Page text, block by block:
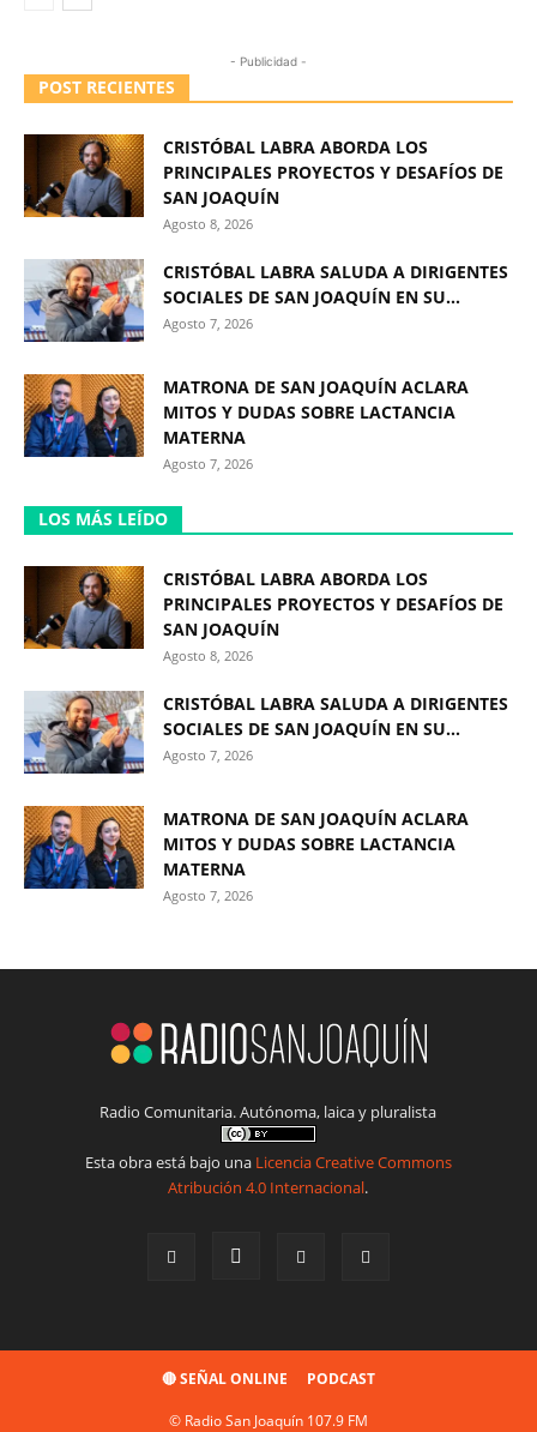
- Publicidad -
POST RECIENTES
CRISTÓBAL LABRA ABORDA LOS
PRINCIPALES PROYECTOS Y DESAFÍOS DE
SAN JOAQUÍN
Agosto 8, 2026
CRISTÓBAL LABRA SALUDA A DIRIGENTES
SOCIALES DE SAN JOAQUÍN EN SU...
Agosto 7, 2026
MATRONA DE SAN JOAQUÍN ACLARA
MITOS Y DUDAS SOBRE LACTANCIA
MATERNA
Agosto 7, 2026
LOS MÁS LEÍDO
CRISTÓBAL LABRA ABORDA LOS
PRINCIPALES PROYECTOS Y DESAFÍOS DE
SAN JOAQUÍN
Agosto 8, 2026
CRISTÓBAL LABRA SALUDA A DIRIGENTES
SOCIALES DE SAN JOAQUÍN EN SU...
Agosto 7, 2026
MATRONA DE SAN JOAQUÍN ACLARA
MITOS Y DUDAS SOBRE LACTANCIA
MATERNA
Agosto 7, 2026
Radio Comunitaria. Autónoma, laica y pluralista
Esta obra está bajo una Licencia Creative Commons
Atribución 4.0 Internacional.
🔴 SEÑAL ONLINE PODCAST
© Radio San Joaquín 107.9 FM